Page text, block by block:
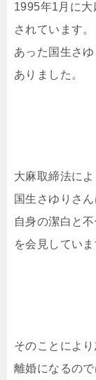
1995年1月に
されています
あった国生さ
ありました。
大麻取締法に
国生さゆりさ
自身の潔白と
を会見していま
そのことによ
離婚になるの